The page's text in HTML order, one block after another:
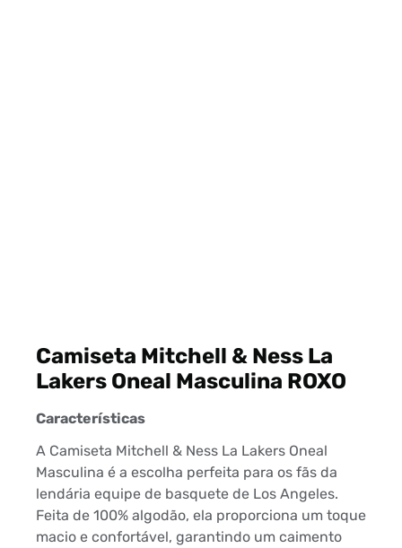
Camiseta Mitchell & Ness La
Lakers Oneal Masculina ROXO
Características
A Camiseta Mitchell & Ness La Lakers Oneal
Masculina é a escolha perfeita para os fãs da
lendária equipe de basquete de Los Angeles.
Feita de 100% algodão, ela proporciona um toque
macio e confortável, garantindo um caimento